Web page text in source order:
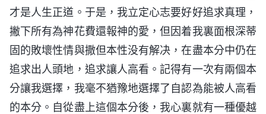
才是人生正道。于是，我立定心志要好好追求真理，
撇下所有為神花費還報神的愛，但因着我裏面根深蒂
固的敗壞性情與撒但本性没有解决，在盡本分中仍在
追求出人頭地，追求讓人高看。記得有一次有兩個本
分讓我選擇，我毫不猶豫地選擇了自認為能被人高看
的本分。自從盡上這個本分後，我心裏就有一種優越